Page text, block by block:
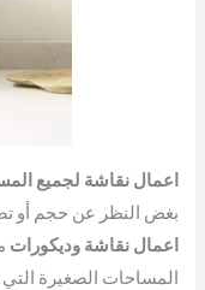
اعمال نقاشة لجميع
بغض النظر عن حجم أو
اعمال نقاشة وديكورات
المساحات الصغيرة